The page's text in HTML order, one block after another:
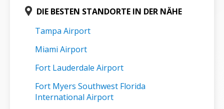
DIE BESTEN STANDORTE IN DER NÄHE
Tampa Airport
Miami Airport
Fort Lauderdale Airport
Fort Myers Southwest Florida
International Airport